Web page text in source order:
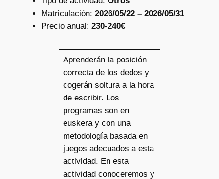
Matriculación: 2026/05/22 – 2026/05/31
Precio anual: 230-240€
Aprenderán la posición
correcta de los dedos y
cogerán soltura a la hora
de escribir. Los
programas son en
euskera y con una
metodología basada en
juegos adecuados a esta
actividad. En esta
actividad conoceremos y